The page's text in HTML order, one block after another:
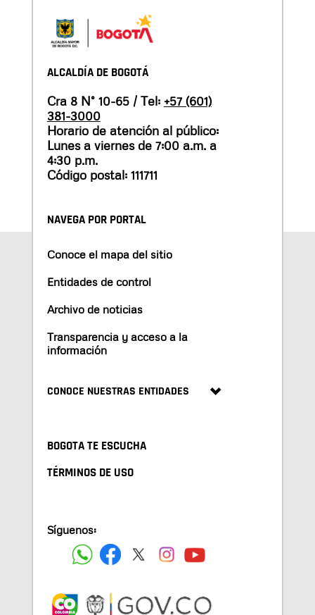
ALCALDÍA DE BOGOTÁ
Cra 8 N° 10-65 / Tel: +57 (601)
381-3000
Horario de atención al público:
Lunes a viernes de 7:00 a.m. a
4:30 p.m.
Código postal: 111711
NAVEGA POR PORTAL
Conoce el mapa del sitio
Entidades de control
Archivo de noticias
Transparencia y acceso a la
información
CONOCE NUESTRAS ENTIDADES
BOGOTA TE ESCUCHA
TÉRMINOS DE USO
Síguenos: